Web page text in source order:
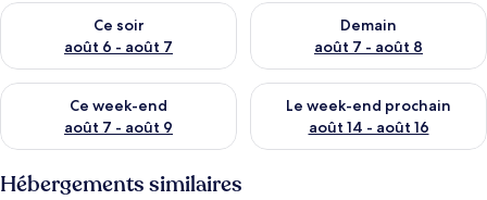
Ce soir
août 6 - août 7
Vérifier la disponibilité pour ce soir août 6 - août 7
Demain
août 7 - août 8
Vérifier la disponibilité pour
Ce week-end
août 7 - août 9
Vérifier la disponibilité pour ce week-end août 7 - août 9
Le week-end prochain
août 14 - août 16
Vérifier la disponibilité pour
Hébergements similaires